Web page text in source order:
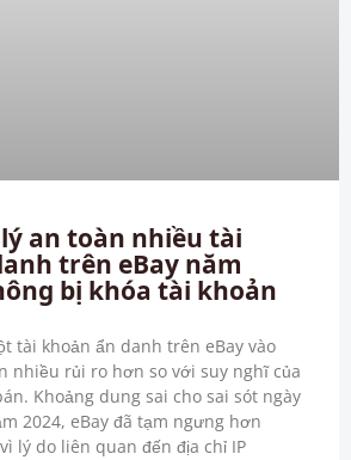
an toàn nhiều tài
trên eBay năm
bị khóa tài khoản
tài khoản ẩn danh trên eBay vào
nhiều rủi ro hơn so với suy nghĩ của
Khoảng dung sai cho sai sót ngày
2024, eBay đã tạm ngưng hơn
lý do liên quan đến địa chỉ IP